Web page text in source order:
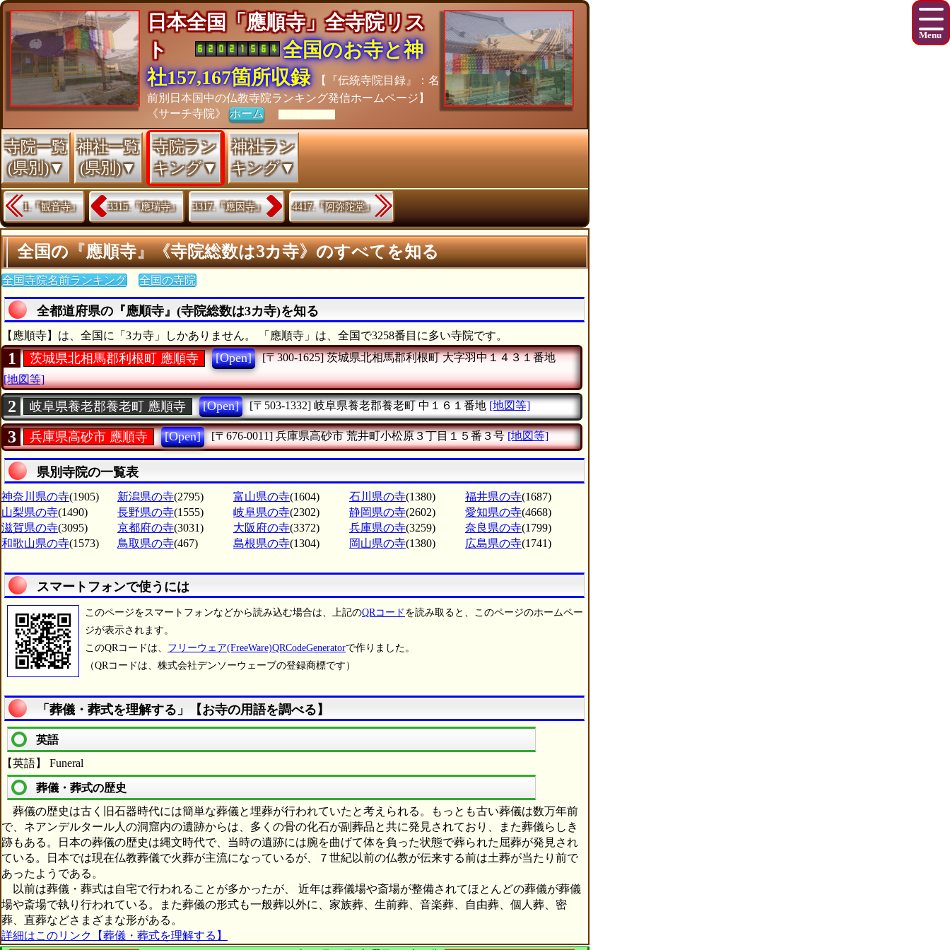
日本全国「應順寺」全寺院リス
ト
全国のお寺と神
社157,167箇所収録
【『伝統寺院目録』：名
前別日本国中の仏教寺院ランキング発信ホームページ】
《サーチ寺院》ホーム [As of 26/07/28]
寺院一覧
(県別)▼
神社一覧
(県別)▼
寺院ラン
キング▼
神社ラン
キング▼
1.『観音寺』 3315.『應瑞寺』 3317.『應因寺』 4417.『阿弥陀堂』
全国の『應順寺』《寺院総数は3カ寺》のすべてを知る
全国寺院名前ランキング 全国の寺院
全都道府県の『應順寺』(寺院総数は3カ寺)を知る
【應順寺】は、全国に「3カ寺」しかありません。 「應順寺」は、全国で3258番目に多い寺院です。
1 茨城県北相馬郡利根町 應順寺 [Open] [〒300-1625] 茨城県北相馬郡利根町大字羽中１４３１番地
[地図等]
2 岐阜県養老郡養老町 應順寺 [Open] [〒503-1332] 岐阜県養老郡養老町中１６１番地 [地図等]
3 兵庫県高砂市 應順寺 [Open] [〒676-0011] 兵庫県高砂市荒井町小松原３丁目１５番３号 [地図等]
県別寺院の一覧表
神奈川県の寺(1905) 新潟県の寺(2795) 富山県の寺(1604) 石川県の寺(1380) 福井県の寺(1687)
山梨県の寺(1490) 長野県の寺(1555) 岐阜県の寺(2302) 静岡県の寺(2602) 愛知県の寺(4668)
滋賀県の寺(3095) 京都府の寺(3031) 大阪府の寺(3372) 兵庫県の寺(3259) 奈良県の寺(1799)
和歌山県の寺(1573) 鳥取県の寺(467) 島根県の寺(1304) 岡山県の寺(1380) 広島県の寺(1741)
スマートフォンで使うには
このページをスマートフォンなどから読み込む場合は、上記のQRコード を読み取ると、このページのホームペー
ジが表示されます。
このQRコードは、 フリーウェア(FreeWare)QRCodeGeneratorで作りました。
（QRコードは、株式会社デンソーウェーブの登録商標です）
「葬儀・葬式を理解する」【お寺の用語を調べる】
英語
【英語】 Funeral
葬儀・葬式の歴史
葬儀の歴史は古く旧石器時代には簡単な葬儀と埋葬が行われていたと考えられる。もっとも古い葬儀は数万年前
で、ネアンデルタール人の洞窟内の遺跡からは、多くの骨の化石が副葬品と共に発見されており、また葬儀らしき
跡もある。日本の葬儀の歴史は縄文時代で、当時の遺跡には腕を曲げて体を負った状態で葬られた屈葬が発見され
ている。日本では現在仏教葬儀で火葬が主流になっているが、７世紀以前の仏教が伝来する前は土葬が当たり前で
あったようである。
以前は葬儀・葬式は自宅で行われることが多かったが、 近年は葬儀場や斎場が整備されてほとんどの葬儀が葬儀
場や斎場で執り行われている。また葬儀の形式も一般葬以外に、家族葬、生前葬、音楽葬、自由葬、個人葬、密
葬、直葬などさまざまな形がある。
詳細はこのリンク【葬儀・葬式を理解する】